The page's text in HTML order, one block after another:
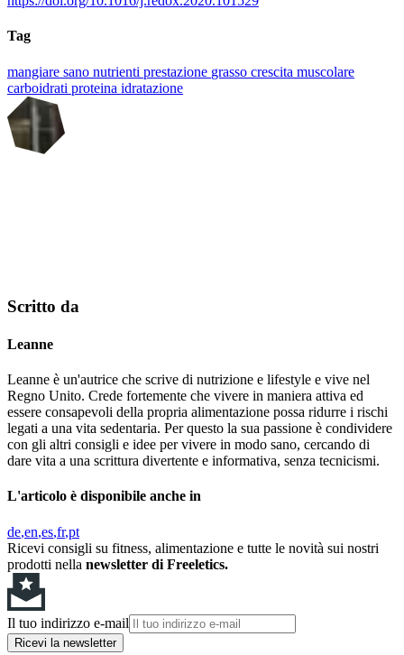
Tag
mangiare sano nutrienti prestazione grasso crescita muscolare
carboidrati proteina idratazione
Scritto da
Leanne
Leanne è un'autrice che scrive di nutrizione e lifestyle e vive nel
Regno Unito. Crede fortemente che vivere in maniera attiva ed
essere consapevoli della propria alimentazione possa ridurre i rischi
legati a una vita sedentaria. Per questo la sua passione è condividere
con gli altri consigli e idee per vivere in modo sano, cercando di
dare vita a una scrittura divertente e informativa, senza tecnicismi.
L'articolo è disponibile anche in
de en es fr pt
Ricevi consigli su fitness, alimentazione e tutte le novità sui nostri
prodotti nella newsletter di Freeletics.
Il tuo indirizzo e-mail
Ricevi la newsletter